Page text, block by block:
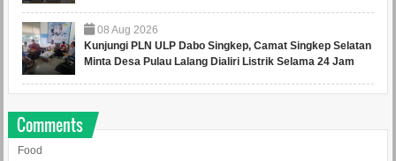
08 Aug 2026
Kunjungi PLN ULP Dabo Singkep, Camat Singkep Selatan
Minta Desa Pulau Lalang Dialiri Listrik Selama 24 Jam
Comments
Food